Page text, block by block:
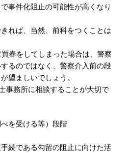
事件化阻止の可能性が高くなり
れば、当然、前科をつくことは
春をしてしまった場合は、警察
るのではなく、警察介入前の段
望ましいでしょう。
事務所に相談することが大切で
を受ける等）段階
続である勾留の阻止に向けた活